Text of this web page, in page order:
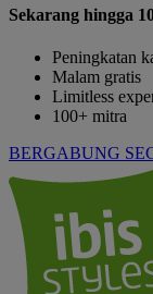
Sekarang hingga
Peningkatan
Malam gratis
Limitless
100+ mitra
BERGABUNG